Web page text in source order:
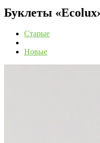
Буклеты
Старые
Новые